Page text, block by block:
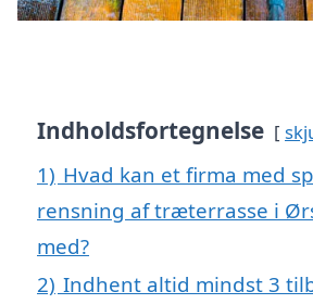
Indholdsfortegnelse
1) Hvad kan et firma med
rensning af træterrasse i
med?
2) Indhent altid mindst 3